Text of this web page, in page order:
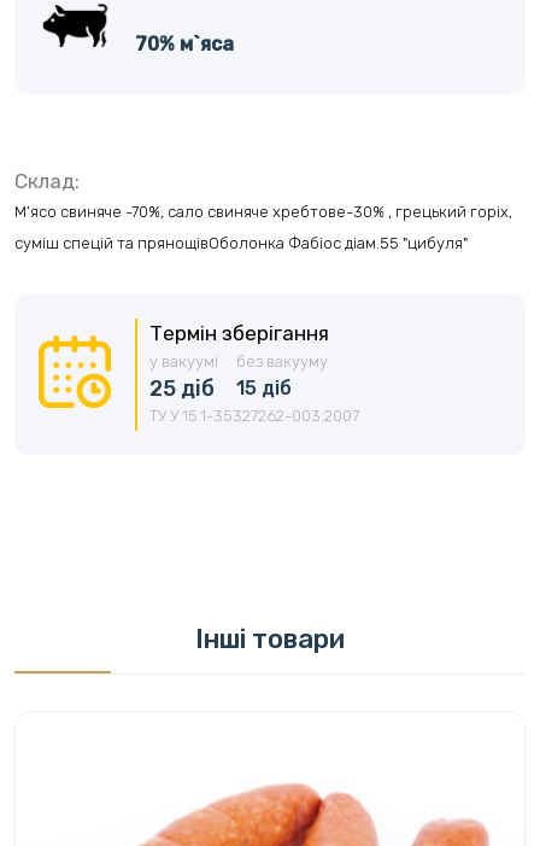
70% м`яса
Склад:
М’ясо свиняче -70%, сало свиняче хребтове-30% , грецький горіх,
суміш спецій та прянощівОболонка Фабіос діам.55 "цибуля"
Термін зберігання
у вакуумі
25 діб
без вакууму
15 діб
ТУ У 15.1-35327262-003:2007
Інші товари